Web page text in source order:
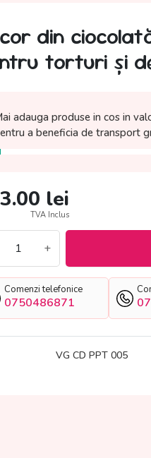
din
torturi și
adauga produse in cos in
a beneficia de transport
lei
TVA Inclus
+
Comenzi telefonice
0750486871
VG CD PPT 005